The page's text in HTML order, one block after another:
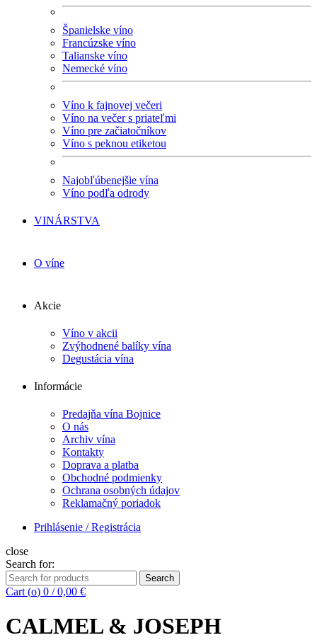
Španielske víno
Francúzske víno
Talianske víno
Nemecké víno
Víno k fajnovej večeri
Víno na večer s priateľmi
Víno pre začiatočníkov
Víno s peknou etiketou
Najobľúbenejšie vína
Víno podľa odrody
VINÁRSTVA
O víne
Akcie
Víno v akcii
Zvýhodnené balíky vína
Degustácia vína
Informácie
Predajňa vína Bojnice
O nás
Archiv vína
Kontakty
Doprava a platba
Obchodné podmienky
Ochrana osobných údajov
Reklamačný poriadok
Prihlásenie / Registrácia
close
Search for:
Search
Cart (o) 0 / 0,00 €
CALMEL & JOSEPH